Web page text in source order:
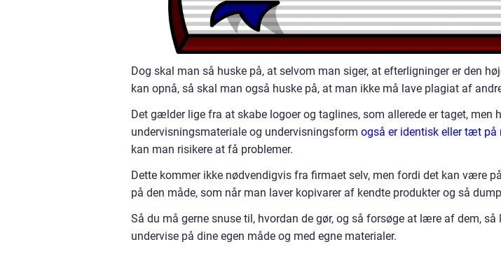
Dog skal man så huske på, at selvom man siger, at efterligninger er den
kan opnå, så skal man også huske på, at man ikke må lave plagiat af
Det gælder lige fra at skabe logoer og taglines, som allerede er taget, men
undervisningsmateriale og undervisningsform også er identisk eller tæt på
kan man risikere at få problemer.
Dette kommer ikke nødvendigvis fra firmaet selv, men fordi det kan være
på den måde, som når man laver kopivarer af kendte produkter og så
Så du må gerne snuse til, hvordan de gør, og så forsøge at lære af dem,
undervise på dine egen måde og med egne materialer.